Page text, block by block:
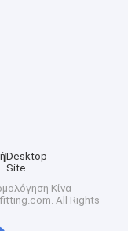
Desktop
Site
Κίνα
All Rights